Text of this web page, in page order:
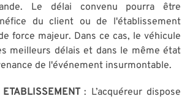
Le délai convenu pourra être
du client ou de l'établissement
force majeur. Dans ce cas, le véhicule
meilleurs délais et dans le même état
de l'événement insurmontable.
: L’acquéreur dispose